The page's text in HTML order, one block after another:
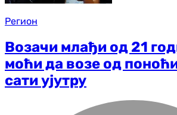
Регион
Возачи млађи од 21
моћи да возе од
сати ујутру